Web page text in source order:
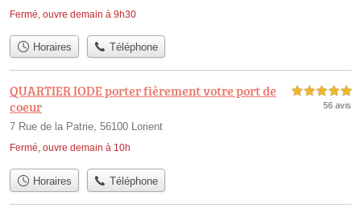
Fermé, ouvre demain à 9h30
Horaires Téléphone
QUARTIER IODE porter fièrement votre port de
coeur
7 Rue de la Patrie, 56100 Lorient
Fermé, ouvre demain à 10h
5,0 étoiles sur 5
56 avis
Horaires Téléphone